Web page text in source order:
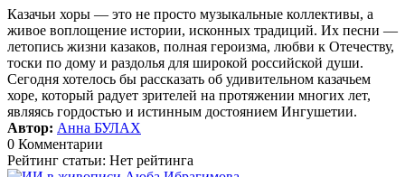
Казачьи хоры — это не просто музыкальные коллективы, а
живое воплощение истории, исконных традиций. Их песни —
летопись жизни казаков, полная героизма, любви к Отечеству,
тоски по дому и раздолья для широкой российской души.
Сегодня хотелось бы рассказать об удивительном казачьем
хоре, который радует зрителей на протяжении многих лет,
являясь гордостью и истинным достоянием Ингушетии.
Автор: Анна БУЛАХ
0 Комментарии
Рейтинг статьи: Нет рейтинга